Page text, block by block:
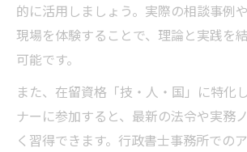
行政書士の現場力が光る在留
行政書士による相談対応のポ
的に活用しましょう。実際の相談事例
現場を体験することで、理論と実践を
可能です。
また、在留資格「技・人・国」に特化
ナーに参加すると、最新の法令や実務
く習得できます。行政書士事務所での